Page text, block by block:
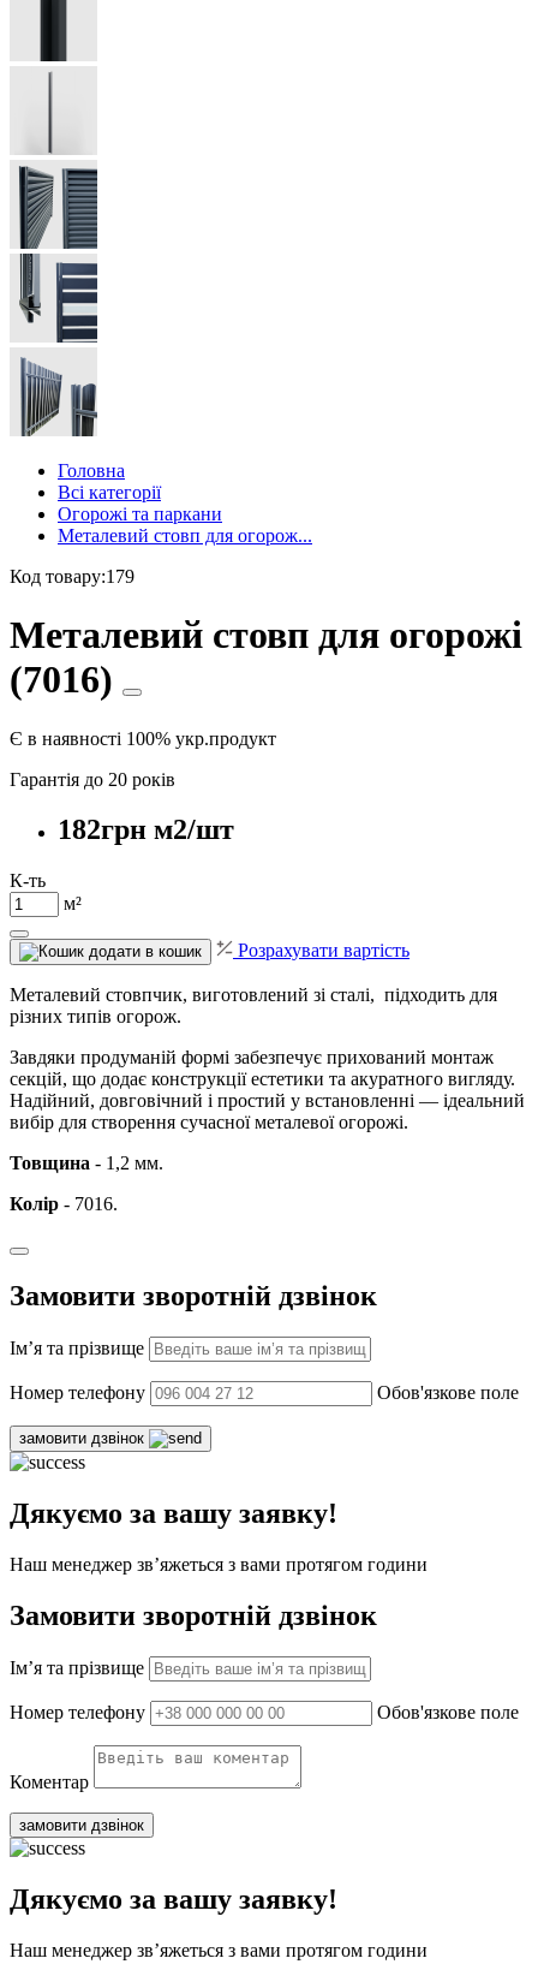
Головна
Всі категорії
Огорожі та паркани
Металевий стовп для огорож...
Код товару:179
Металевий стовп для огорожі
(7016)
Є в наявності 100% укр.продукт
Гарантія до 20 років
182грн м2/шт
К-ть
м²
додати в кошик Розрахувати вартість
Металевий стовпчик, виготовлений зі сталі, підходить для
різних типів огорож.
Завдяки продуманій формі забезпечує прихований монтаж
секцій, що додає конструкції естетики та акуратного вигляду.
Надійний, довговічний і простий у встановленні — ідеальний
вибір для створення сучасної металевої огорожі.
Товщина - 1,2 мм.
Колір - 7016.
Замовити зворотній дзвінок
Ім’я та прізвище
Номер телефону Обов'язкове поле
замовити дзвінок
Дякуємо за вашу заявку!
Наш менеджер зв’яжеться з вами протягом години
Замовити зворотній дзвінок
Ім’я та прізвище
Номер телефону Обов'язкове поле
Коментар
замовити дзвінок
Дякуємо за вашу заявку!
Наш менеджер зв’яжеться з вами протягом години